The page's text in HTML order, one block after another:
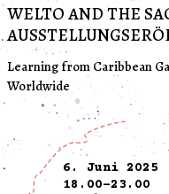
WELTO AND THE
Learning from Caribbean
Worldwide
6. Juni 2025
18.00-23.00